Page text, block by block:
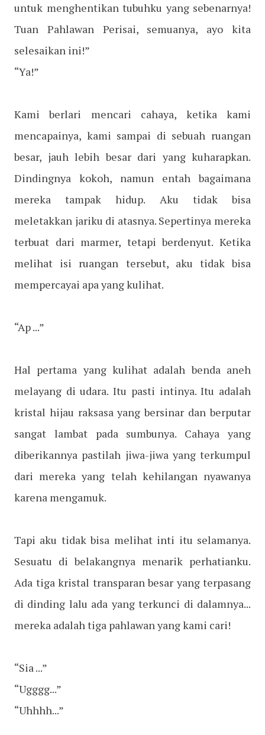
untuk menghentikan tubuhku yang sebenarnya!
Tuan Pahlawan Perisai, semuanya, ayo kita
selesaikan ini!”
“Ya!”
Kami berlari mencari cahaya, ketika kami
mencapainya, kami sampai di sebuah ruangan
besar, jauh lebih besar dari yang kuharapkan.
Dindingnya kokoh, namun entah bagaimana
mereka tampak hidup. Aku tidak bisa
meletakkan jariku di atasnya. Sepertinya mereka
terbuat dari marmer, tetapi berdenyut. Ketika
melihat isi ruangan tersebut, aku tidak bisa
mempercayai apa yang kulihat.
“Ap ...”
Hal pertama yang kulihat adalah benda aneh
melayang di udara. Itu pasti intinya. Itu adalah
kristal hijau raksasa yang bersinar dan berputar
sangat lambat pada sumbunya. Cahaya yang
diberikannya pastilah jiwa-jiwa yang terkumpul
dari mereka yang telah kehilangan nyawanya
karena mengamuk.
Tapi aku tidak bisa melihat inti itu selamanya.
Sesuatu di belakangnya menarik perhatianku.
Ada tiga kristal transparan besar yang terpasang
di dinding lalu ada yang terkunci di dalamnya...
mereka adalah tiga pahlawan yang kami cari!
“Sia ...”
“Ugggg...”
“Uhhhh...”